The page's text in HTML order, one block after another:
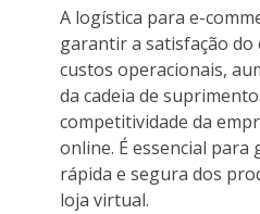
A logística para e-
garantir a satisfação
custos operacionais,
da cadeia de
competitividade da
online. É essencial
rápida e segura dos
loja virtual.